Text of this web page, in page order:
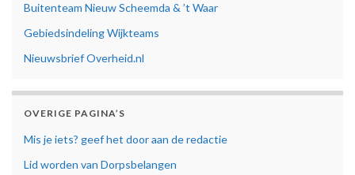
Buitenteam Nieuw Scheemda & ’t Waar
Gebiedsindeling Wijkteams
Nieuwsbrief Overheid.nl
OVERIGE PAGINA’S
Mis je iets? geef het door aan de redactie
Lid worden van Dorpsbelangen